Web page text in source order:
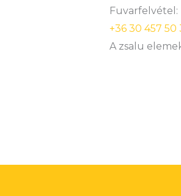
Fuvarfelvétel:
+36 30 457 50
A zsalu